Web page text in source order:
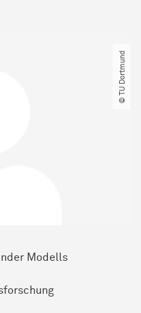
Modells
© TU Dortmund